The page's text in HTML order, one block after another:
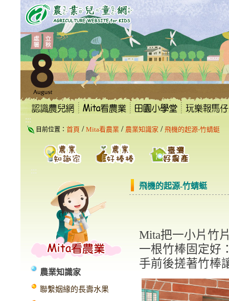
跳
到
主
內
:::
目前位置： 首頁 / Mita看農業 / 農業知識家 / 飛機的起源-竹蜻蜓
:::
農業知識家
聯繫姻緣的長壽水果
飛機的起源-竹蜻蜓
Mita把一小片竹
一根竹棒固定好
手前後搓著竹棒